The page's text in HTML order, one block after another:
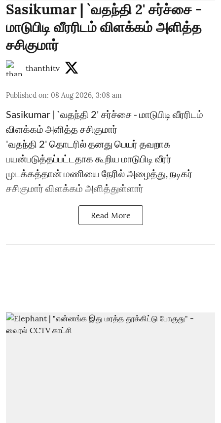
Sasikumar | `வதந்தி 2' சர்ச்சை -
மாடுபிடி வீரரிடம் விளக்கம் அளித்த
சசிகுமார்
thanthitv
Published on: 08 Aug 2026, 3:08 am
Sasikumar | `வதந்தி 2' சர்ச்சை - மாடுபிடி வீரரிடம்
விளக்கம் அளித்த சசிகுமார்
'வதந்தி 2' தொடரில் தனது பெயர் தவறாக
பயன்படுத்தப்பட்டதாக கூறிய மாடுபிடி வீரர்
முடக்கத்தான் மணியை நேரில் அழைத்து, நடிகர்
சசிகுமார் விளக்கம் அளித்துள்ளார்
Read More